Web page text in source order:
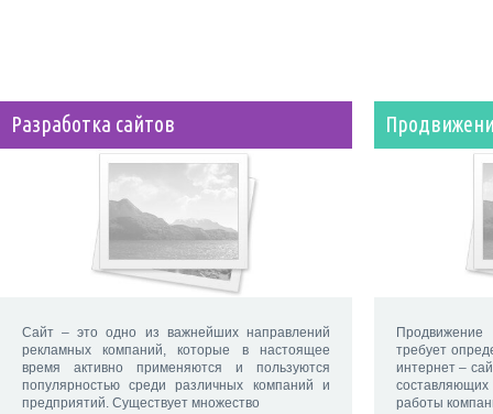
Разработка сайтов
Сайт – это одно из важнейших направлений
рекламных компаний, которые в настоящее
время активно применяются и пользуются
популярностью среди различных компаний и
предприятий. Существует множество
требует
интернет –
работы